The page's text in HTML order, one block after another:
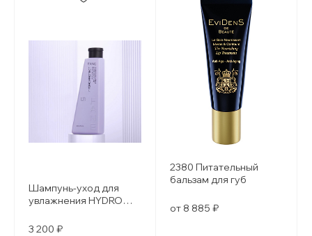
Шампунь-уход для
увлажнения HYDRO
3 200 ₽
2380 Питательный
бальзам для губ
от 8 885 ₽